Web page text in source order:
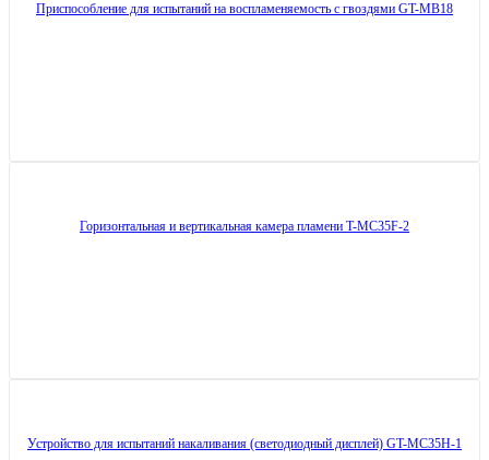
Приспособление для испытаний на воспламеняемость с гвоздями GT-MB18
Горизонтальная и вертикальная камера пламени T-MC35F-2
Устройство для испытаний накаливания (светодиодный дисплей) GT-MC35H-1